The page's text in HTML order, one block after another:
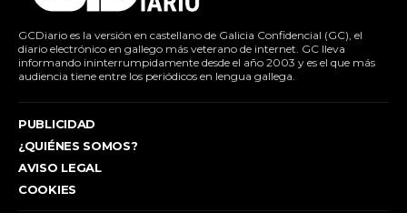
GCDiario es la versión en castellano de Galicia Confidencial (GC), el
diario electrónico en gallego más veterano de internet. GC lleva
informando ininterrumpidamente desde el año 2003 y es el que más
audiencia tiene entre los periódicos en lengua gallega.
PUBLICIDAD
¿QUIÉNES SOMOS?
AVISO LEGAL
COOKIES